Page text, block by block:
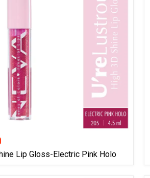
Lip Gloss-Electric Pink Holo